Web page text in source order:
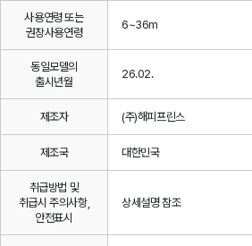
사용연령 또는
권장사용연령
6~36m
동일모델의
출시년월
26.02.
제조자 (주)해피프린스
제조국 대한민국
취급방법 및
취급시 주의사항,
안전표시
상세설명 참조